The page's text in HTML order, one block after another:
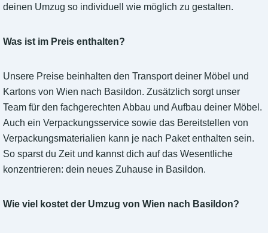
deinen Umzug so individuell wie möglich zu gestalten.
Was ist im Preis enthalten?
Unsere Preise beinhalten den Transport deiner Möbel und
Kartons von Wien nach Basildon. Zusätzlich sorgt unser
Team für den fachgerechten Abbau und Aufbau deiner Möbel.
Auch ein Verpackungsservice sowie das Bereitstellen von
Verpackungsmaterialien kann je nach Paket enthalten sein.
So sparst du Zeit und kannst dich auf das Wesentliche
konzentrieren: dein neues Zuhause in Basildon.
Wie viel kostet der Umzug von Wien nach Basildon?